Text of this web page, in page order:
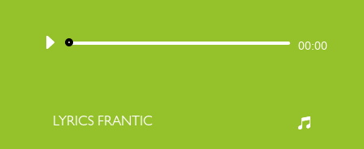
Audiospeler 00:00
LYRICS FRANTIC